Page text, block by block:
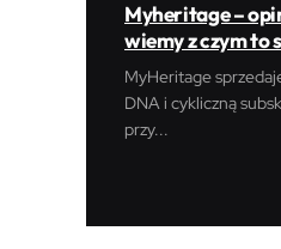
Myheritage –
wiemy z czym to
MyHeritage
DNA i cykliczną
przy...